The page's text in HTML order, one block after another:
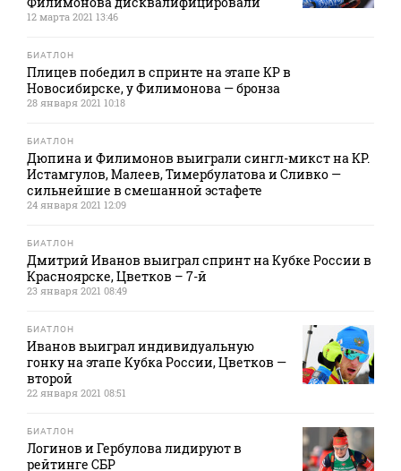
12 марта 2021 13:46
БИАТЛОН
Плицев победил в спринте на этапе КР в
Новосибирске, у Филимонова — бронза
28 января 2021 10:18
БИАТЛОН
Дюпина и Филимонов выиграли сингл-микст на КР.
Истамгулов, Малеев, Тимербулатова и Сливко —
сильнейшие в смешанной эстафете
24 января 2021 12:09
БИАТЛОН
Дмитрий Иванов выиграл спринт на Кубке России в
Красноярске, Цветков – 7-й
23 января 2021 08:49
БИАТЛОН
Иванов выиграл индивидуальную
гонку на этапе Кубка России, Цветков —
второй
22 января 2021 08:51
БИАТЛОН
Логинов и Гербулова лидируют в
рейтинге СБР